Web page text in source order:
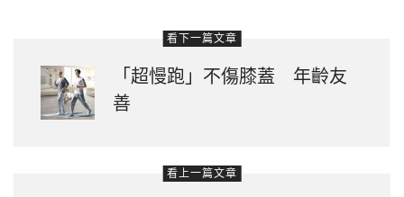
看下一篇文章
「超慢跑」不傷膝蓋 年齡友
善
看上一篇文章